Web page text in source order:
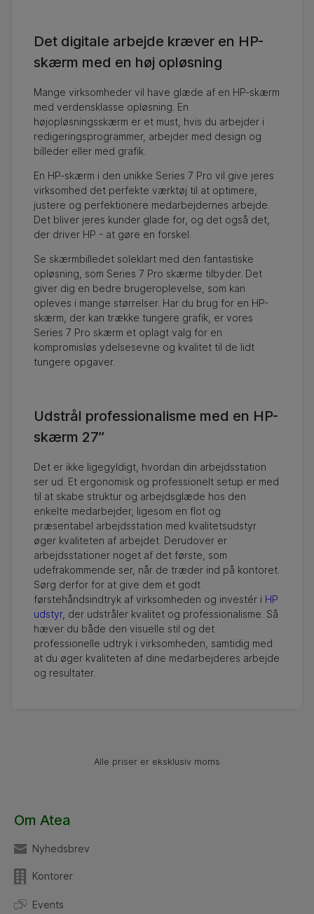
Det digitale arbejde kræver en HP-
skærm med en høj opløsning
Mange virksomheder vil have glæde af en HP-skærm
med verdensklasse opløsning. En
højopløsningsskærm er et must, hvis du arbejder i
redigeringsprogrammer, arbejder med design og
billeder eller med grafik.
En HP-skærm i den unikke Series 7 Pro vil give jeres
virksomhed det perfekte værktøj til at optimere,
justere og perfektionere medarbejdernes arbejde.
Det bliver jeres kunder glade for, og det også det,
der driver HP - at gøre en forskel.
Se skærmbilledet soleklart med den fantastiske
opløsning, som Series 7 Pro skærme tilbyder. Det
giver dig en bedre brugeroplevelse, som kan
opleves i mange størrelser. Har du brug for en HP-
skærm, der kan trække tungere grafik, er vores
Series 7 Pro skærm et oplagt valg for en
kompromisløs ydelsesevne og kvalitet til de lidt
tungere opgaver.
Udstrål professionalisme med en HP-
skærm 27”
Det er ikke ligegyldigt, hvordan din arbejdsstation
ser ud. Et ergonomisk og professionelt setup er med
til at skabe struktur og arbejdsglæde hos den
enkelte medarbejder, ligesom en flot og
præsentabel arbejdsstation med kvalitetsudstyr
øger kvaliteten af arbejdet. Derudover er
arbejdsstationer noget af det første, som
udefrakommende ser, når de træder ind på kontoret.
Sørg derfor for at give dem et godt
førstehåndsindtryk af virksomheden og investér i HP
udstyr, der udstråler kvalitet og professionalisme. Så
hæver du både den visuelle stil og det
professionelle udtryk i virksomheden, samtidig med
at du øger kvaliteten af dine medarbejderes arbejde
og resultater.
Alle priser er eksklusiv moms
Om Atea
Nyhedsbrev
Kontorer
Events